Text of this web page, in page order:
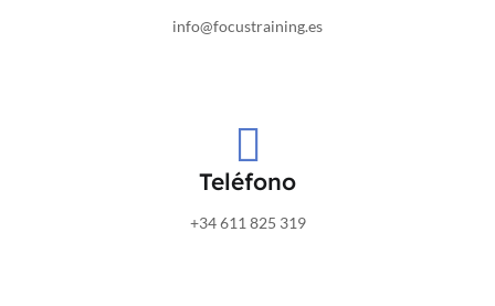
info@focustraining.es
Teléfono
+34 611 825 319